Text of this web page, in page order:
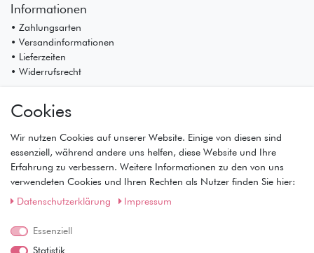
Informationen
• Zahlungsarten
• Versandinformationen
• Lieferzeiten
• Widerrufsrecht
• Registrierung
• Warenkorb
• Kasse
• Wunschliste
Service
• Datenschutz
• AGB
Cookies
Wir nutzen Cookies auf unserer Website. Einige von diesen sind
essenziell, während andere uns helfen, diese Website und Ihre
Erfahrung zu verbessern. Weitere Informationen zu den von uns
verwendeten Cookies und Ihren Rechten als Nutzer finden Sie hier:
Daten­schutz­erklärung
Impressum
Essenziell
Statistik